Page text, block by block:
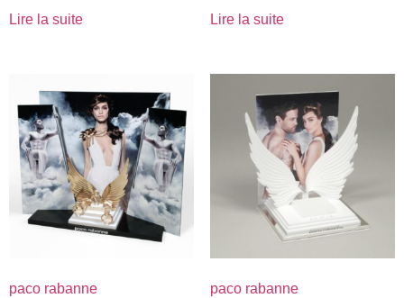
Lire la suite Lire la suite
paco rabanne paco rabanne